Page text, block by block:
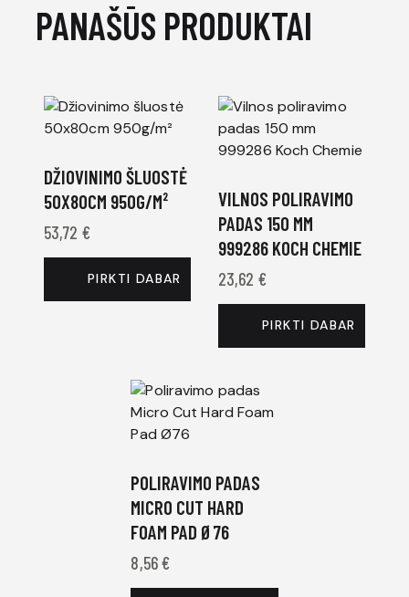
PANAŠŪS PRODUKTAI
DŽIOVINIMO ŠLUOSTĖ
50X80CM 950G/M²
53,72 €
PIRKTI DABAR
VILNOS POLIRAVIMO
PADAS 150 MM
999286 KOCH CHEMIE
23,62 €
PIRKTI DABAR
POLIRAVIMO PADAS
MICRO CUT HARD
FOAM PAD Ø76
8,56€